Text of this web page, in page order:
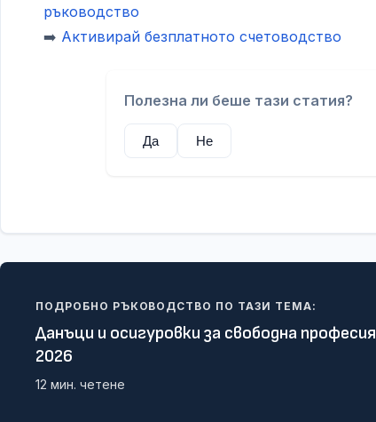
ръководство
➡️ Активирай безплатното счетоводство
Полезна ли беше тази статия?
Да Не
ПОДРОБНО РЪКОВОДСТВО ПО ТАЗИ ТЕМА:
Данъци и осигуровки за свободна професия
2026
12 мин. четене